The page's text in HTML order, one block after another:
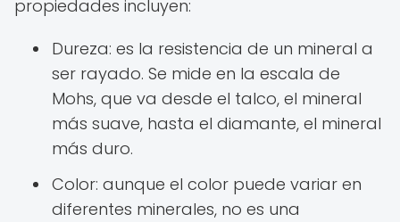
propiedades incluyen:
Dureza: es la resistencia de un mineral a
ser rayado. Se mide en la escala de
Mohs, que va desde el talco, el mineral
más suave, hasta el diamante, el mineral
más duro.
Color: aunque el color puede variar en
diferentes minerales, no es una